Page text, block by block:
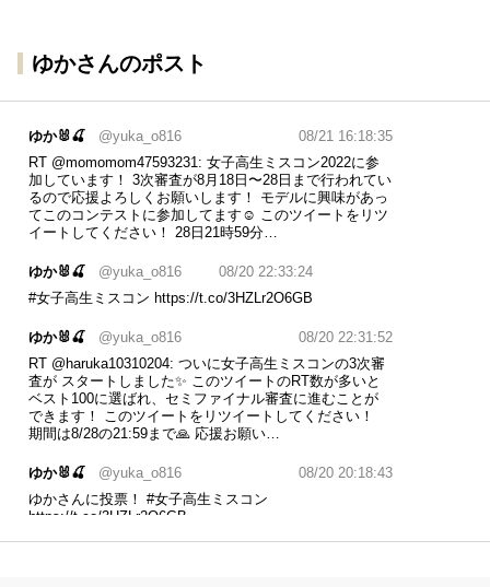
ゆかさんのポスト
ゆか🐰🍒 @yuka_o816
08/21 16:18:35
RT @momomom47593231 : 女子高生ミスコン2022に参
加しています！ 3次審査が8月18日〜28日まで行われてい
るので応援よろしくお願いします！ モデルに興味があっ
てこのコンテストに参加してます☺️ このツイートをリツ
イートしてください！ 28日21時59分…
ゆか🐰🍒 @yuka_o816
08/20 22:33:24
#女子高生ミスコン https://t.co/3HZLr2O6GB
ゆか🐰🍒 @yuka_o816
08/20 22:31:52
RT @haruka10310204: ついに女子高生ミスコンの3次審
査が スタートしました✨ このツイートのRT数が多いと
ベスト100に選ばれ、セミファイナル審査に進むことが
できます！ このツイートをリツイートしてください！
期間は8/28の21:59まで🙏 応援お願い…
ゆか🐰🍒 @yuka_o816
08/20 20:18:43
ゆかさんに投票！ #女子高生ミスコン
https://t.co/3HZLr2O6GB